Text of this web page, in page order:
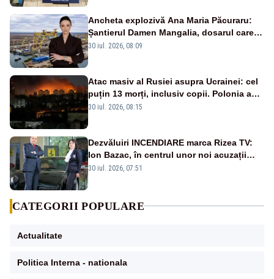
Ancheta explozivă Ana Maria Păcuraru:
Șantierul Damen Mangalia, dosarul care
scufundă apărarea României
30 iul. 2026, 08:09
Atac masiv al Rusiei asupra Ucrainei: cel
puțin 13 morți, inclusiv copii. Polonia a
ridicat avioanele de vânătoare
30 iul. 2026, 08:15
Dezvăluiri INCENDIARE marca Rizea TV:
Ion Bazac, în centrul unor noi acuzații
publice
30 iul. 2026, 07:51
CATEGORII POPULARE
Actualitate
Politica Interna - nationala